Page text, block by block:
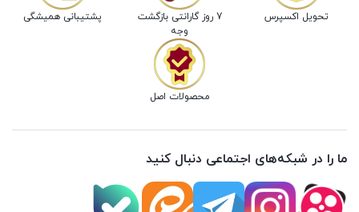
تحویل اکسپرس
7 روز گارانتی بازگشت
وجه
پشتیبانی همیشگی
محصولات اصل
ما را در شبکه‌های اجتماعی دنبال کنید